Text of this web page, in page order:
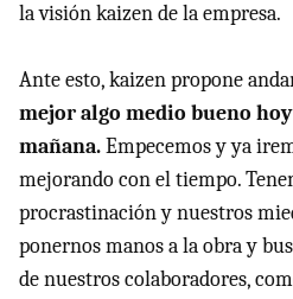
la visión kaizen de la empresa.
Ante esto, kaizen propone
mejor algo medio bueno
mañana.Empecemos y ya
mejorando con el tiempo.
procrastinación y nuestros
ponernos manos a la obra y
de nuestros colaboradores,